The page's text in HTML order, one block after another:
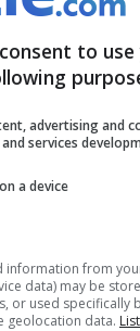
il terzo posto
brillante.
in
podio.
a
to use
advertising and
services
a device
information from
data) may be
or used specifically
geolocation data.